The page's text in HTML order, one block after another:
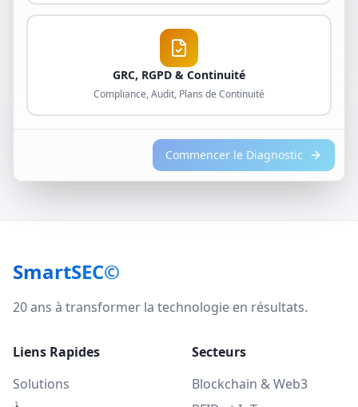
GRC, RGPD & Continuité
Compliance, Audit, Plans de Continuité
Commencer le Diagnostic
SmartSEC©
20 ans à transformer la technologie en résultats.
Liens Rapides
Solutions
Secteurs
Blockchain & Web3